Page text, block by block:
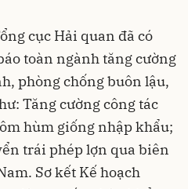
cục Hải quan đã có
toàn ngành tăng cường
phòng chống buôn lậu,
Tăng cường công tác
hùm giống nhập khẩu;
trái phép lợn qua biên
Sơ kết Kế hoạch